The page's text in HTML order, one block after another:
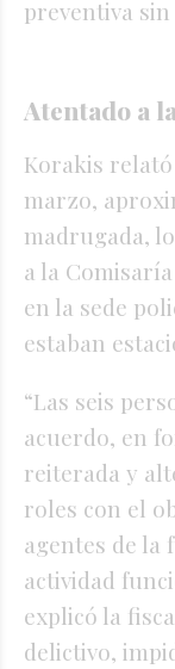
preventiva
Atentado a
Korakis relató
marzo,
madrugada,
a la
en la sede
estaban
“Las seis
acuerdo, en
reiterada y
roles con el
agentes de la
actividad
explicó la
delictivo,